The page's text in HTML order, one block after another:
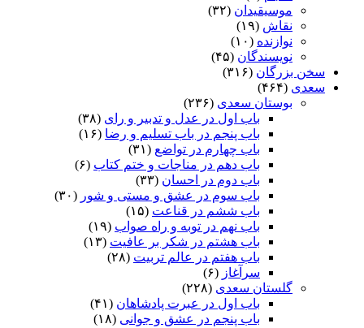
موسیقیدان (۳۲)
نقاش (۱۹)
نوازنده (۱۰)
نویسندگان (۴۵)
سخن بزرگان (۳۱۶)
سعدی (۴۶۴)
بوستان سعدی (۲۳۶)
باب اول در عدل و تدبیر و رای (۳۸)
باب پنجم در باب تسلیم و رضا (۱۶)
باب چهارم در تواضع (۳۱)
باب دهم در مناجات و ختم کتاب (۶)
باب دوم در احسان (۳۳)
باب سوم در عشق و مستی و شور (۳۰)
باب ششم در قناعت (۱۵)
باب نهم در توبه و راه صواب (۱۹)
باب هشتم در شکر بر عافیت (۱۳)
باب هفتم در عالم تربیت (۲۸)
سرآغاز (۶)
گلستان سعدی (۲۲۸)
باب اول در عبرت پادشاهان (۴۱)
باب پنجم در عشق و جوانى (۱۸)